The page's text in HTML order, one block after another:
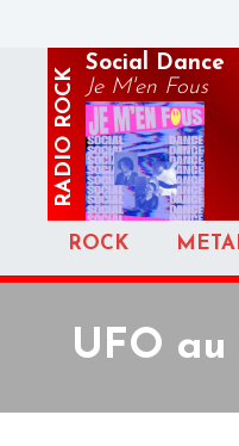
RADIO
ROCK
Social Dance
Je M'en Fous
ROCK
UFO au